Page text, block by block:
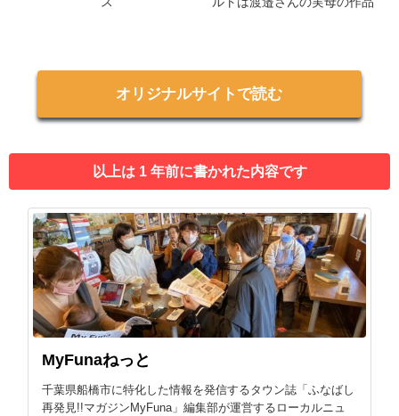
オリジナルサイトで読む
以上は 1 年前に書かれた内容です
MyFunaねっと
千葉県船橋市に特化した情報を発信するタウン誌「ふなばし
再発見!!マガジンMyFuna」編集部が運営するローカルニュ